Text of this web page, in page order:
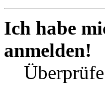
Ich habe
anmelden!